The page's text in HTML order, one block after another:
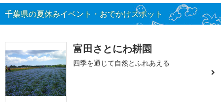
千葉県の夏休みイベント・おでかけスポット
富田さとにわ耕園
四季を通じて自然とふれあえる